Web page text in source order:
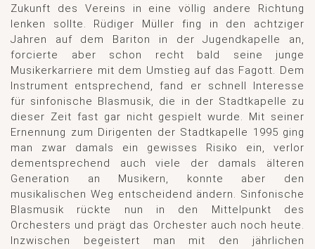
Zukunft des Vereins in eine völlig andere Richtung
lenken sollte. Rüdiger Müller fing in den achtziger
Jahren auf dem Bariton in der Jugendkapelle an,
forcierte aber schon recht bald seine junge
Musikerkarriere mit dem Umstieg auf das Fagott. Dem
Instrument entsprechend, fand er schnell Interesse
für sinfonische Blasmusik, die in der Stadtkapelle zu
dieser Zeit fast gar nicht gespielt wurde. Mit seiner
Ernennung zum Dirigenten der Stadtkapelle 1995 ging
man zwar damals ein gewisses Risiko ein, verlor
dementsprechend auch viele der damals älteren
Generation an Musikern, konnte aber den
musikalischen Weg entscheidend ändern. Sinfonische
Blasmusik rückte nun in den Mittelpunkt des
Orchesters und prägt das Orchester auch noch heute.
Inzwischen begeistert man mit den jährlichen